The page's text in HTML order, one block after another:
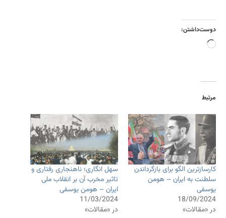
دوست‌داشتن:
بارگذاری...
مرتبط
کارسازترین الگو برای بازگرداندن
سلطنت به ایران – هومن
یوسفی
18/09/2024
در «مقالات»
سهل انگاری؛ ناهنجاری رفتاری و
تاثیر مخرب آن بر انقلاب ملی
ایران – هومن یوسفی
11/03/2024
در «مقالات»